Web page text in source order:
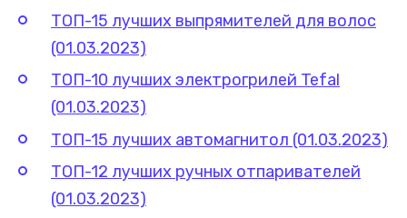
ТОП-15 лучших выпрямителей для волос
(01.03.2023)
ТОП-10 лучших электрогрилей Tefal
(01.03.2023)
ТОП-15 лучших автомагнитол (01.03.2023)
ТОП-12 лучших ручных отпаривателей
(01.03.2023)